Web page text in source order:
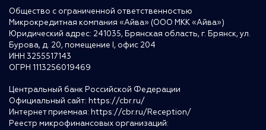
Общество с ограниченной ответственностью
Микрокредитная компания «Айва» (ООО МКК «Айва»)
Юридический адрес: 241035, Брянская область, г. Брянск, ул.
Бурова, д. 20, помещение I, офис 204
ИНН 3255517143
ОГРН 1113256019469
Центральный банк Российской Федерации
Официальный сайт: https://cbr.ru/
Интернет приемная: https://cbr.ru/Reception/
Реестр микрофинансовых организаций: